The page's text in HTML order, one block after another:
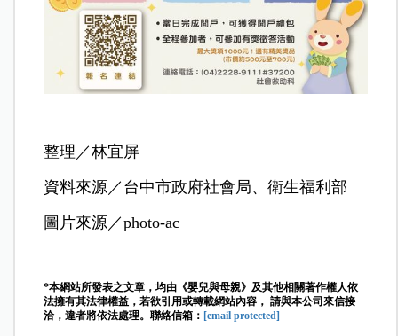
整理／林宜屏
資料來源／台中市政府社會局、衛生福利部
圖片來源／photo-ac
*本網站所發表之文章，均由《嬰兒與母親》及其他相關著作權人依
法擁有其法律權益，若欲引用或轉載網站內容， 請與本公司來信接
洽，違者將依法處理。聯絡信箱： [email protected]